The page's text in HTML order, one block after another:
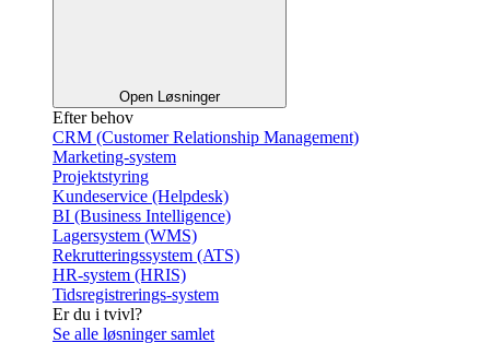
Open Løsninger
Efter behov
CRM (Customer Relationship Management)
Marketing-system
Projektstyring
Kundeservice (Helpdesk)
BI (Business Intelligence)
Lagersystem (WMS)
Rekrutteringssystem (ATS)
HR-system (HRIS)
Tidsregistrerings-system
Er du i tvivl?
Se alle løsninger samlet